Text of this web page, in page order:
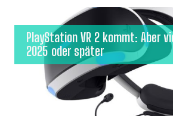
PlayStation VR 2 kommt: Aber
2025 oder später